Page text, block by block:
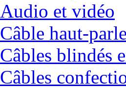
Audio et vidéo
Câble haut-
Câbles blindés
Câbles